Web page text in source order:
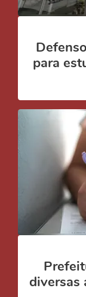
para
diversas